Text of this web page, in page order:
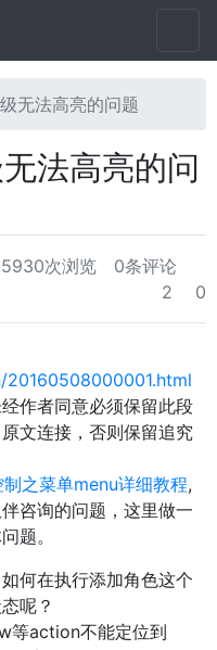
无法高亮的问题
法高亮的问
5930次浏览
0条评论
2 0
作者同意必须保留此段
文连接，否则保留追究
之菜单menu详细教程,
咨询的问题，这里做一
题。
何在执行添加角色这个
呢？
等action不能定位到